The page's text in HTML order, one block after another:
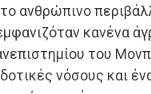
ανθρώπινο
κανένα
του
νόσους και